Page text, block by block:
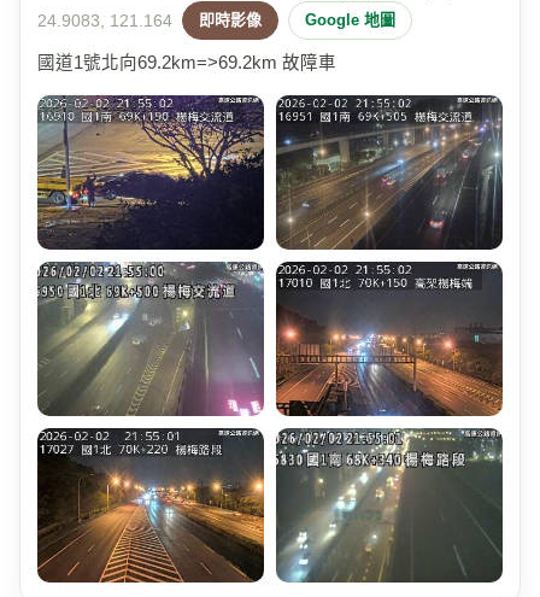
24.9083, 121.164
即時影像 Google 地圖
國道1號北向69.2km=>69.2km 故障車